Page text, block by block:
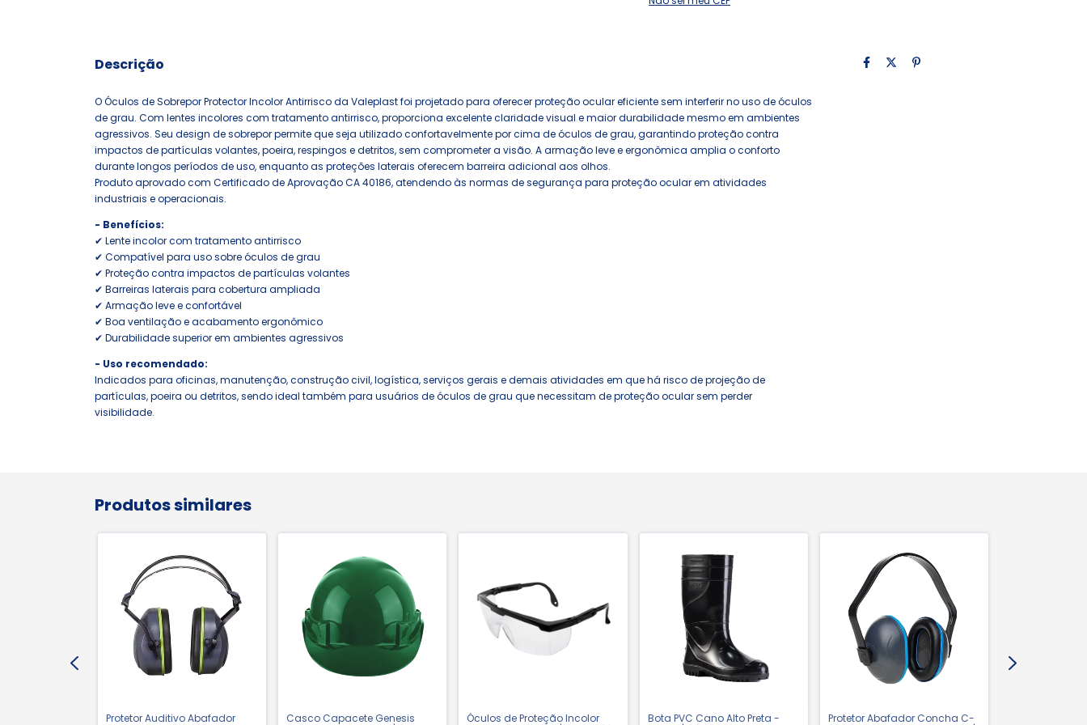
Descrição
O Óculos de Sobrepor Protector Incolor Antirrisco da Valeplast foi projetado para oferecer proteção ocular eficiente sem interferir no uso de óculos
de grau. Com lentes incolores com tratamento antirrisco, proporciona excelente claridade visual e maior durabilidade mesmo em ambientes
agressivos. Seu design de sobrepor permite que seja utilizado confortavelmente por cima de óculos de grau, garantindo proteção contra
impactos de partículas volantes, poeira, respingos e detritos, sem comprometer a visão. A armação leve e ergonômica amplia o conforto
durante longos períodos de uso, enquanto as proteções laterais oferecem barreira adicional aos olhos.
Produto aprovado com Certificado de Aprovação CA 40186, atendendo às normas de segurança para proteção ocular em atividades
industriais e operacionais.
- Benefícios:
✔ Lente incolor com tratamento antirrisco
✔ Compatível para uso sobre óculos de grau
✔ Proteção contra impactos de partículas volantes
✔ Barreiras laterais para cobertura ampliada
✔ Armação leve e confortável
✔ Boa ventilação e acabamento ergonômico
✔ Durabilidade superior em ambientes agressivos
- Uso recomendado:
Indicados para oficinas, manutenção, construção civil, logística, serviços gerais e demais atividades em que há risco de projeção de
partículas, poeira ou detritos, sendo ideal também para usuários de óculos de grau que necessitam de proteção ocular sem perder
visibilidade.
Produtos similares
Protetor Auditivo Abafador Casco Capacete Genesis Óculos de Proteção Incolor Bota PVC Cano Alto Preta - Protetor Abafador Concha C-